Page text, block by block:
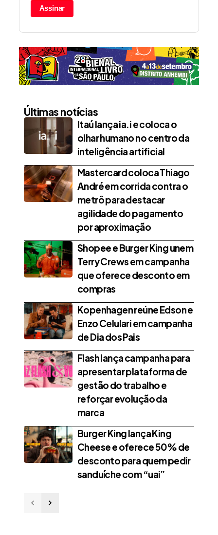
Assinar
Últimas notícias
Itaú lança ia.i e coloca o
olhar humano no centro da
inteligência artificial
Mastercard coloca Thiago
André em corrida contra o
metrô para destacar
agilidade do pagamento
por aproximação
Shopee e Burger King unem
Terry Crews em campanha
que oferece desconto em
compras
Kopenhagen reúne Edson e
Enzo Celulari em campanha
de Dia dos Pais
Flash lança campanha para
apresentar plataforma de
gestão do trabalho e
reforçar evolução da
marca
Burger King lança King
Cheese e oferece 50% de
desconto para quem pedir
sanduíche com “uai”